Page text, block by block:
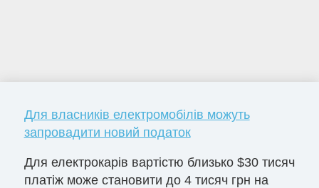
Для власників електромобілів можуть
запровадити новий податок
Для електрокарів вартістю близько $30 тисяч
платіж може становити до 4 тисяч грн на